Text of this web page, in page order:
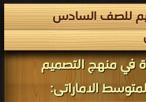
للصف السادس
في منهج التصميم
الاماراتى: